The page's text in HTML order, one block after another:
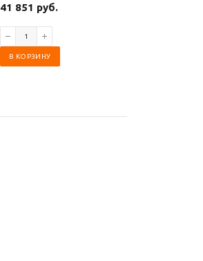
41 851 руб.
В КОРЗИНУ